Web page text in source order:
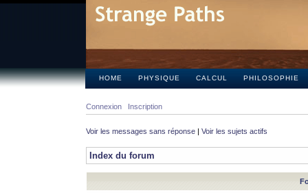
HOME PHYSIQUE CALCUL PHILOSOPHIE
Connexion Inscription
Voir les messages sans réponse | Voir les sujets actifs
Index du forum